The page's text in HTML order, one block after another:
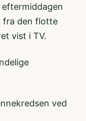
fra den flotte
vist i TV.
ved